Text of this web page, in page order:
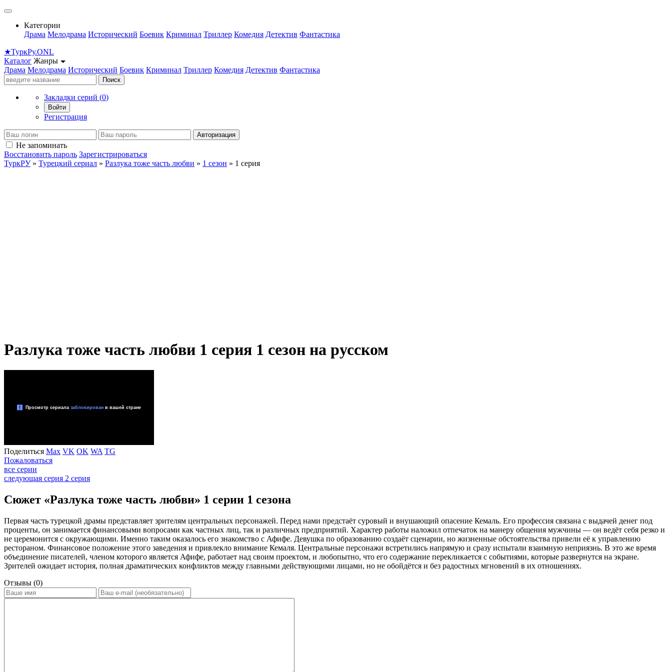
Категории
Драма Мелодрама Исторический Боевик Криминал Триллер Комедия Детектив Фантастика
★ТуркРу.ONL
Каталог Жанры
Драма Мелодрама Исторический Боевик Криминал Триллер Комедия Детектив Фантастика
Поиск
Закладки серий (0)
Войти
Регистрация
Авторизация
Не запоминать
Восстановить пароль Зарегистрироваться
ТуркРУ» Турецкий сериал » Разлука тоже часть любви » 1 сезон » 1 серия
Разлука тоже часть любви 1 серия 1 сезон на русском
Поделиться Max VK OK WA TG
Пожаловаться
все серии
следующая серия 2 серия
Сюжет «Разлука тоже часть любви» 1 серии 1 сезона
Первая часть турецкой драмы представляет зрителям центральных персонажей. Перед нами предстаёт суровый и внушающий опасение Кемаль. Его профессия связана с выдачей денег под
проценты, он занимается финансовыми вопросами как частных лиц, так и различных предприятий. Характер работы наложил отпечаток на манеру общения мужчины — он ведёт себя резко и
не церемонится с окружающими. Именно таким оказалось его знакомство с Афифе. Девушка по образованию создаёт сценарии, но жизненные обстоятельства привели её к управлению
рестораном. Финансовое положение этого заведения и привлекло внимание Кемаля. Центральные персонажи встретились напрямую и сразу испытали взаимную неприязнь. В это же время
объединение писателей, членом которого является Афифе, работает над своим проектом, и любопытно, что его содержание перекликается с событиями, которые развернутся на экране.
Зрителей ожидает история, полная драматических конфликтов между главными действующими лицами, но не обойдётся и без радостных мгновений в их отношениях.
Отзывы (0)